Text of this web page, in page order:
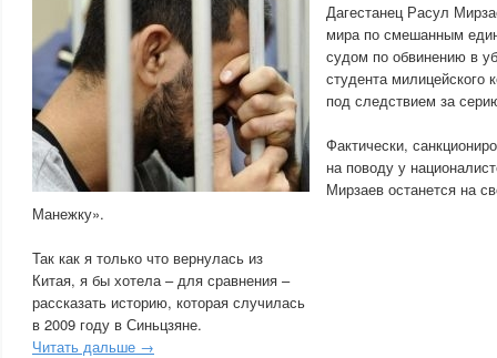
Дагестанец Расул
мира по смешанным
судом по обвинению в
студента милицейского
под следствием за
Фактически,
на поводу у
Мирзаев останется на
Манежку».
Так как я только что вернулась из
Китая, я бы хотела – для сравнения –
рассказать историю, которая случилась
в 2009 году в Синьцзяне.
Читать дальше →